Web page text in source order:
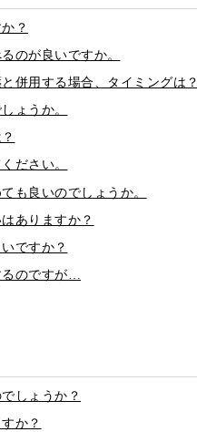
？
のが良いですか。
併用する場合、タイミングは？
ょうか。
ださい。
も良いのでしょうか。
ありますか？
ですか？
るのですが…
しょうか？
か？